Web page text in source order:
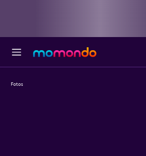
Fotos